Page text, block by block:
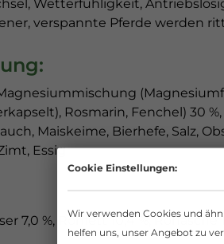
Wetterfühligkeit,
verspannte Pferde werden
Rosmarin, Fenchel) 30
Maiskeime, Bierhefe, Salz,
Essig
7,0 %, Rohfett 10,4 %,
Cookie Einstellungen:
Wir verwenden Cookies und
helfen uns, unser Angebot zu